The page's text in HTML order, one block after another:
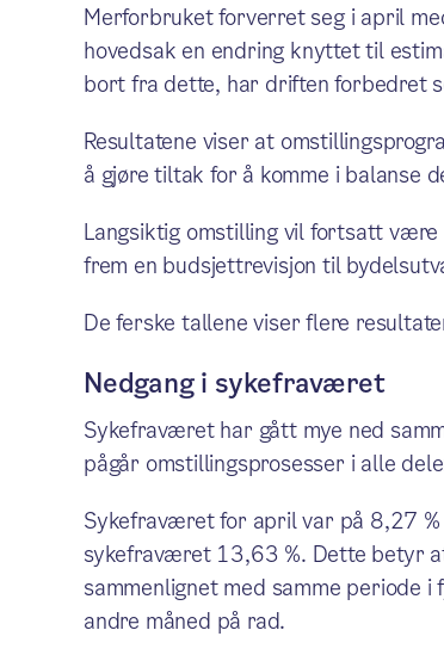
Merforbruket forverret seg i april
hovedsak en endring knyttet til
bort fra dette, har driften forbedret
Resultatene viser at
å gjøre tiltak for å komme i balanse
Langsiktig omstilling vil fortsatt være
frem en budsjettrevisjon til
De ferske tallene viser flere
Nedgang i sykefraværet
Sykefraværet har gått mye ned
pågår omstillingsprosesser i alle
Sykefraværet for april var på 8,27
sykefraværet 13,63 %. Dette betyr
sammenlignet med samme periode
andre måned på rad.